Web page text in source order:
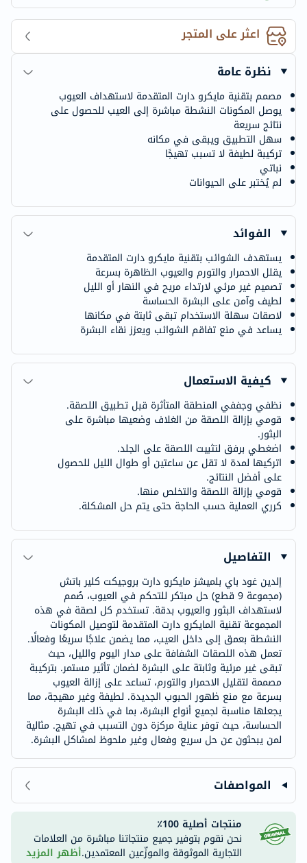
اعثر على المتجر
نظرة عامة
مصمم بتقنية مايكرو دارت المتقدمة لاستهداف العيوب
يوصل المكونات النشطة مباشرة إلى العيب للحصول على
نتائج سريعة
سهل التطبيق ويبقى في مكانه
تركيبة لطيفة لا تسبب تهيجًا
نباتي
لم يُختبر على الحيوانات
الفوائد
يستهدف الشوائب بتقنية مايكرو دارت المتقدمة
يقلل الاحمرار والتورم والعيوب الظاهرة بسرعة
تصميم غير مرئي لارتداء مريح في النهار أو الليل
لطيف وآمن على البشرة الحساسة
لاصقات سهلة الاستخدام تبقى ثابتة في مكانها
يساعد في منع تفاقم الشوائب ويعزز نقاء البشرة
كيفية الاستعمال
نظفي وجففي المنطقة المتأثرة قبل تطبيق اللصقة.
قومي بإزالة اللصقة من الغلاف وضعيها مباشرة على
البثور.
اضغطي برفق لتثبيت اللصقة على الجلد.
اتركيها لمدة لا تقل عن ساعتين أو طوال الليل للحصول
على أفضل النتائج.
قومي بإزالة اللصقة والتخلص منها.
كرري العملية حسب الحاجة حتى يتم حل المشكلة.
التفاصيل
إلدين غود باي بلميشز مايكرو دارت بروجيكت كلير باتش
(مجموعة 9 قطع) حل مبتكر للتحكم في العيوب، صُمم
لاستهداف البثور والعيوب بدقة. تستخدم كل لصقة في هذه
المجموعة تقنية المايكرو دارت المتقدمة لتوصيل المكونات
النشطة بعمق إلى داخل العيب، مما يضمن علاجًا سريعًا وفعالًا.
تعمل هذه اللصقات الشفافة على مدار اليوم والليل، حيث
تبقى غير مرئية وثابتة على البشرة لضمان تأثير مستمر. بتركيبة
مصممة لتقليل الاحمرار والتورم، تساعد على إزالة العيوب
بسرعة مع منع ظهور الحبوب الجديدة. لطيفة وغير مهيجة، مما
يجعلها مناسبة لجميع أنواع البشرة، بما في ذلك البشرة
الحساسة، حيث توفر عناية مركزة دون التسبب في تهيج. مثالية
لمن يبحثون عن حل سريع وفعال وغير ملحوظ لمشاكل البشرة.
المواصفات
منتجات أصلية 100٪
نحن نقوم بتوفير جميع منتجاتنا مباشرة من العلامات
التجارية الموثوقة والموزّعين المعتمدين.أظهر المزيد